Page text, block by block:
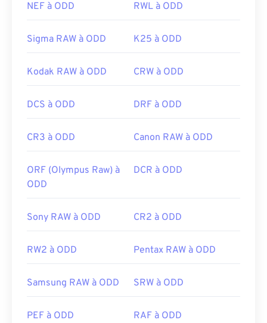
NEF à ODD RWL à ODD
Sigma RAW à ODD K25 à ODD
Kodak RAW à ODD CRW à ODD
DCS à ODD DRF à ODD
CR3 à ODD Canon RAW à ODD
ORF (Olympus Raw) à
ODD
DCR à ODD
Sony RAW à ODD CR2 à ODD
RW2 à ODD Pentax RAW à ODD
Samsung RAW à ODD SRW à ODD
PEF à ODD RAF à ODD